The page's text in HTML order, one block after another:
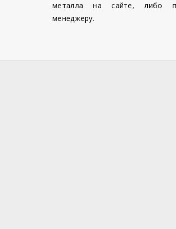
металла на сайте, либо
менеджеру.